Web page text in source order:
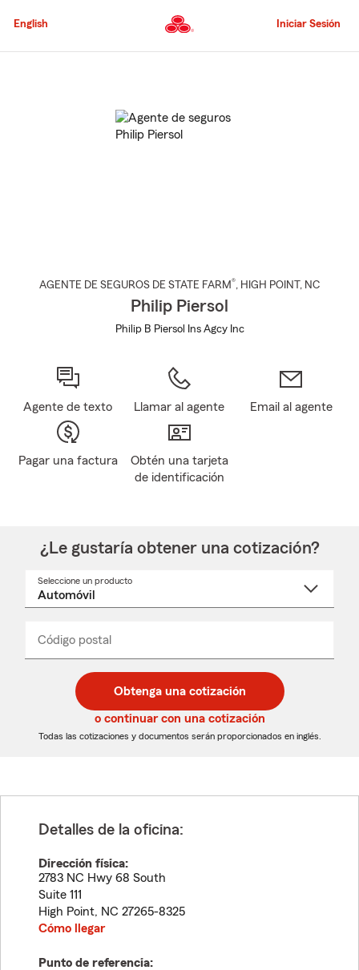
al
principal
English Iniciar Sesión
AGENTE DE SEGUROS DE STATE FARM®, HIGH POINT , NC
Philip Piersol
Philip B Piersol Ins Agcy Inc
Agente de texto Llamar al agente Email al agente
Pagar una factura
Obtén una tarjeta
de identificación
¿Le gustaría obtener una cotización?
Seleccione un producto
desplegable
Código postal
de
5
dígitos
de
5
dígitos
_____
Obtenga una cotización
o continuar con una cotización
Todas las cotizaciones y documentos serán proporcionados en inglés.
Detalles de la oficina:
Dirección física:
2783 NC Hwy 68 South
Suite 111
High Point, NC 27265-8325
Cómo llegar
Punto de referencia: